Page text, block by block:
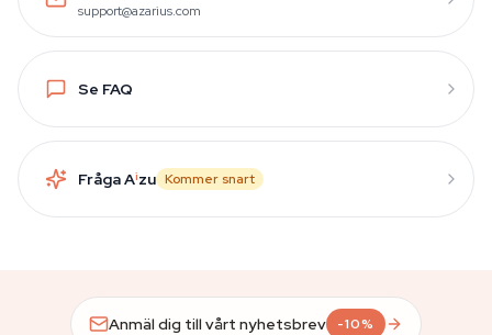
support@azarius.com
Se FAQ
Fråga Aizu Kommer snart
Anmäl dig till vårt nyhetsbrev -10%